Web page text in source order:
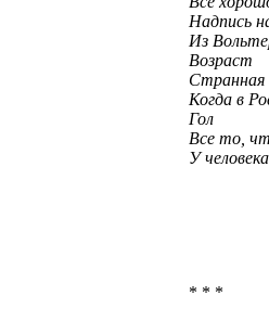
Надпись
Из
Возраст
Странная
Когда в
Гол
Все то,
У
* * *